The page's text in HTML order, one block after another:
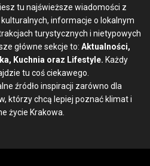
tu najświeższe wiadomości z
informacje o lokalnym
turystycznych i nietypowych
główne sekcje to: Aktualności,
Kuchnia oraz Lifestyle. Każdy
tu coś ciekawego.
źródło inspiracji zarówno dla
którzy chcą lepiej poznać klimat i
życie Krakowa.